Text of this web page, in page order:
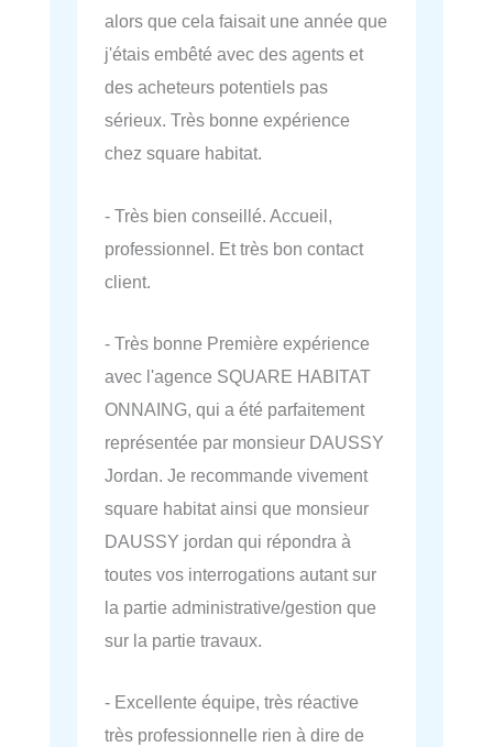
alors que cela faisait une année que
j'étais embêté avec des agents et
des acheteurs potentiels pas
sérieux. Très bonne expérience
chez square habitat.
- Très bien conseillé. Accueil,
professionnel. Et très bon contact
client.
- Très bonne Première expérience
avec l'agence SQUARE HABITAT
ONNAING, qui a été parfaitement
représentée par monsieur DAUSSY
Jordan. Je recommande vivement
square habitat ainsi que monsieur
DAUSSY jordan qui répondra à
toutes vos interrogations autant sur
la partie administrative/gestion que
sur la partie travaux.
- Excellente équipe, très réactive
très professionnelle rien à dire de